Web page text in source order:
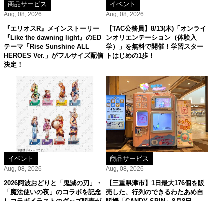
商品サービス
Aug, 08, 2026
『エリオスR』メインストーリー
『Like the dawning light』のED
テーマ「Rise Sunshine ALL
HEROES Ver.」がフルサイズ配信
決定！
イベント
Aug, 08, 2026
【TAC公務員】8/13(木)「オンライ
ンオリエンテーション（体験入
学）」を無料で開催！学習スター
トはじめの1歩！
イベント
Aug, 08, 2026
2026阿波おどりと「鬼滅の刃」・
「魔法使いの夜」のコラボを記念
商品サービス
Aug, 08, 2026
【三重県津市】1日最大176個を販
売した、行列のできるわたあめ自